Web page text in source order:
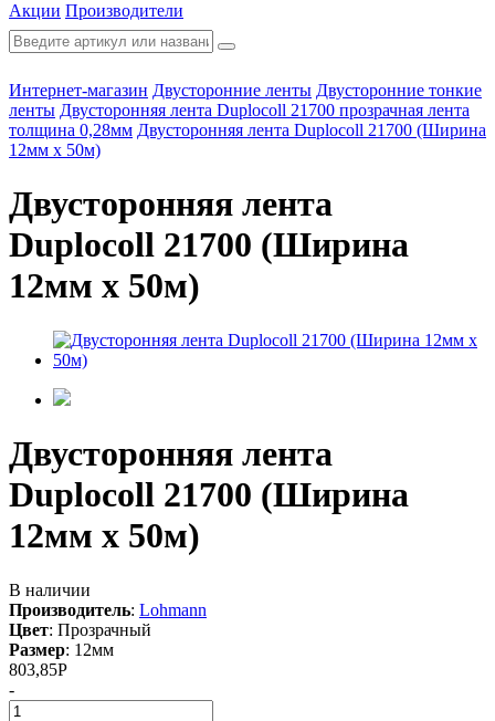
Акции Производители
Интернет-магазин Двусторонние ленты Двусторонние тонкие
ленты Двусторонняя лента Duplocoll 21700 прозрачная лента
толщина 0,28мм Двусторонняя лента Duplocoll 21700 (Ширина
12мм х 50м)
Двусторонняя лента
Duplocoll 21700 (Ширина
12мм х 50м)
Двусторонняя лента
Duplocoll 21700 (Ширина
12мм х 50м)
В наличии
Производитель: Lohmann
Цвет: Прозрачный
Размер: 12мм
803,85Р
-